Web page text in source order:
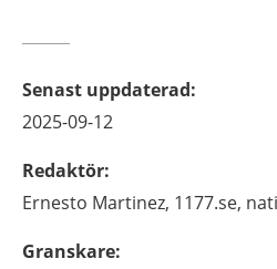
Senast uppdaterad:
2025-09-12
Redaktör:
Ernesto Martinez, 1177.se,
Granskare: